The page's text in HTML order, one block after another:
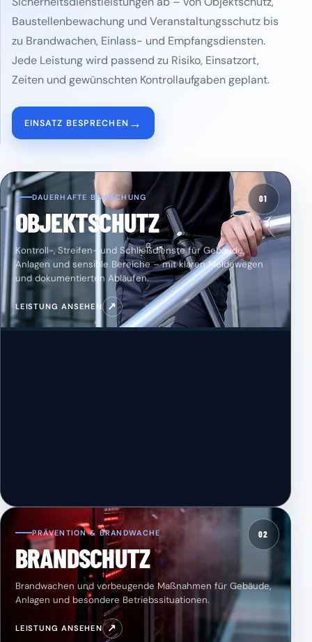
Baustellenbewachung und Veranstaltungsschutz bis
zu Brandwachen, Einlass- und Empfangsdiensten.
Jede Leistung wird passend zu Risiko, Einsatzort,
Zeiten und gewünschten Kontrollaufgaben geplant.
EINSATZ BESPRECHEN →
01
DAUERHAFTE BEWACHUNG
OBJEKTSCHUTZ
Kontroll-, Streifen- und Schließdienste für Gebäude,
Anlagen und sensible Bereiche – mit klaren Meldewegen
und dokumentierten Abläufen.
LEISTUNG ANSEHEN ↗
02
PRÄVENTION & BRANDWACHE
BRANDSCHUTZ
Brandwachen und vorbeugende Maßnahmen für Gebäude,
Anlagen und besondere Betriebssituationen.
LEISTUNG ANSEHEN ↗